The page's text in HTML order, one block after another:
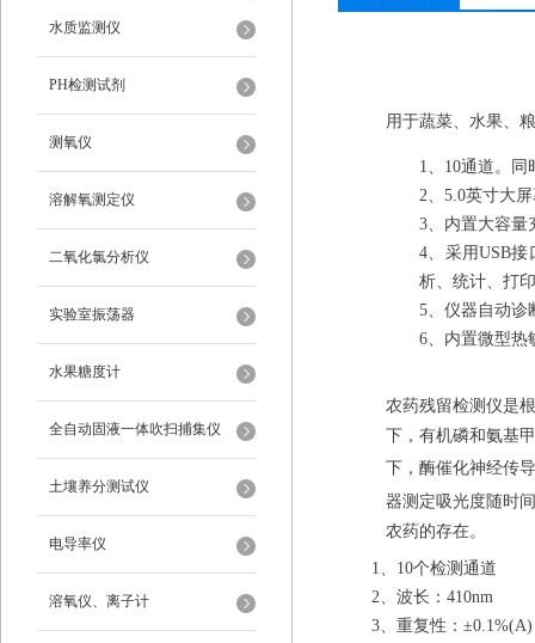
水质监测仪
PH检测试剂
测氧仪
溶解氧测定仪
二氧化氯分析仪
实验室振荡器
水果糖度计
全自动固液一体吹扫捕集仪
土壤养分测试仪
电导率仪
溶氧仪、离子计
用于蔬菜、水果、
1、 10通道。同
2、 5.0英寸大
3、内置大容量
4、采用USB接
析、统计、打
5、仪器自动诊
6、内置微型热
农药残留检测仪是
下，有机磷和氨基
下，酶催化神经传
器测定吸光度随时
农药的存在。
1、 10个检测通道
2、波长： 410nm
3、重复性： ±0.1%(A)